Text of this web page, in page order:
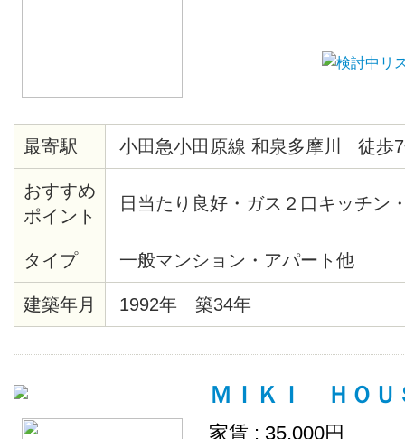
最寄駅 小田急小田原線 和泉多摩川 徒歩
おすすめ
ポイント
日当たり良好・ガス２口キッチン
タイプ 一般マンション・アパート他
建築年月 1992年 築34年
ＭＩＫＩ ＨＯＵ
家賃 : 35,000円